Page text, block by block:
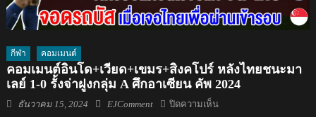
กีฬา คอมเมนต์
คอมเมนต์อินโด+เวียด+เขมร+สิงคโปร์ หลังไทยชนะมา
เลย์ 1-0 รั้งจ่าฝูงกลุ่ม A ศึกอาเซียน คัพ 2024
Posted
ธันวาคม 15, 2024 Author
EJComment ปิดความเห็นบน